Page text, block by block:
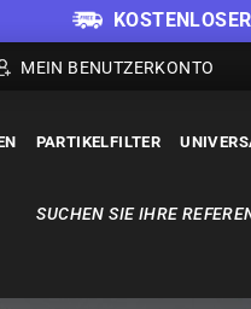
MEIN BENUTZERKONTO
PARTIKELFILTER
SUCHEN SIE IHRE